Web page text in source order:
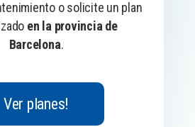
o solicite un plan
en la provincia de
Barcelona.
Ver planes!